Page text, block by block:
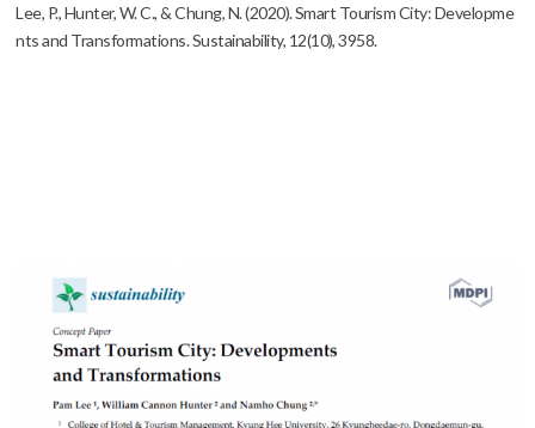
본문
Lee, P., Hunter, W. C., & Chung, N. (2020). Smart Tourism City: Developme
nts and Transformations.Sustainability, 12(10), 3958.